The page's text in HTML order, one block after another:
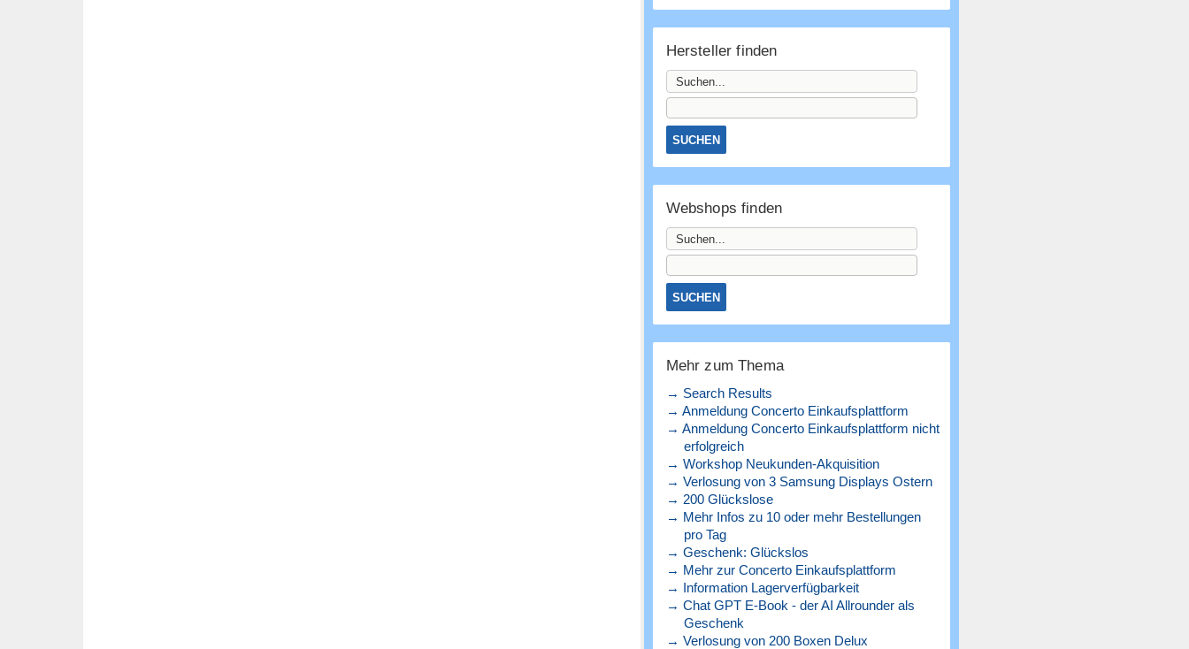
Hersteller finden
Webshops finden
Mehr zum Thema
→ Search Results
→ Anmeldung Concerto Einkaufsplattform
→ Anmeldung Concerto Einkaufsplattform nicht
erfolgreich
→ Workshop Neukunden-Akquisition
→ Verlosung von 3 Samsung Displays Ostern
→ 200 Glückslose
→ Mehr Infos zu 10 oder mehr Bestellungen
pro Tag
→ Geschenk: Glückslos
→ Mehr zur Concerto Einkaufsplattform
→ Information Lagerverfügbarkeit
→ Chat GPT E-Book - der AI Allrounder als
Geschenk
→ Verlosung von 200 Boxen Delux